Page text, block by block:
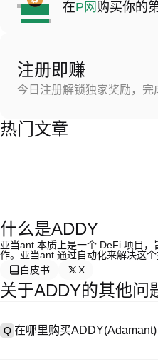
在P网 购买你的
注册即赚
今日注册解锁独家奖励，
热门文章
什么是ADDY
亚当ant 本质上是一个 DeFi 项目
作。亚当ant 通过自动化来解决这
白皮书
X
关于ADDY的其他问
Q 在哪里购买ADDY(Adamant)